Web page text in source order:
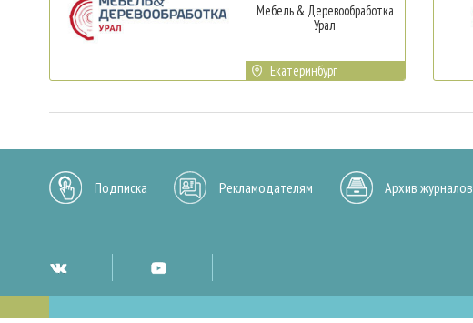
Мебель & Деревообработка
Урал
Екатеринбург
Подписка Рекламодателям Архив журналов